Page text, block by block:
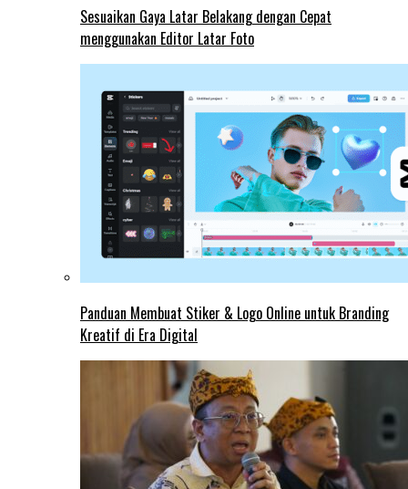
Sesuaikan Gaya Latar Belakang dengan Cepat
menggunakan Editor Latar Foto
Panduan Membuat Stiker & Logo Online untuk Branding
Kreatif di Era Digital